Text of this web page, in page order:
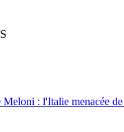
Meloni : l'Italie menacée